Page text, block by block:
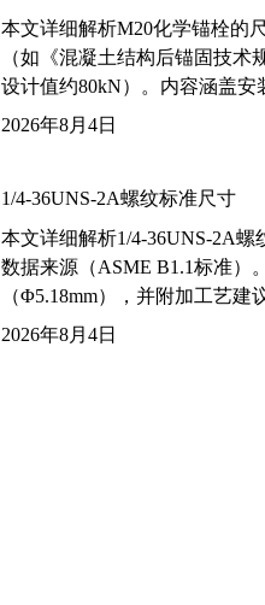
本文详细解析M20化学锚栓的
（如《混凝土结构后锚固技术
设计值约80kN）。内容涵盖安
2026年8月4日
1/4-36UNS-2A螺纹标准尺寸
本文详细解析1/4-36UNS-2A
数据来源（ASME B1.1标准）
（Φ5.18mm），并附加工艺建
2026年8月4日